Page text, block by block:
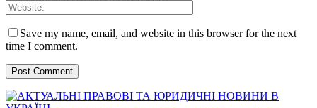
Save my name, email, and website in this browser for the next
time I comment.